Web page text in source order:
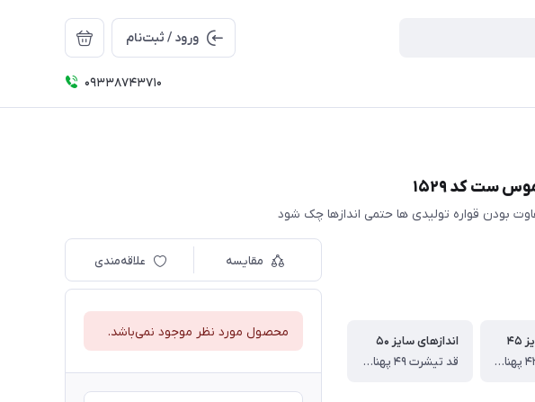
ورود / ثبت‌نام
09338743710
ست کد ۱۵۲۹
قد تیشرت ۴۳ پهنا ۳۴ قد شلوار 64
اندازهای سایز ۵۰
قد تیشرت ۴۹ پهنا ۳۶ قد شلوار ۷۰
مقایسه علاقه‌مندی
محصول مورد نظر موجود نمی‌باشد.